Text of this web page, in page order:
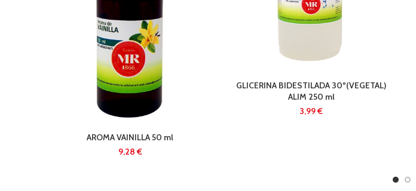
AROMA VAINILLA 50 ml
€
GLICERINA BIDESTILADA 30º(VEGETAL)
ALIM 250 ml
€